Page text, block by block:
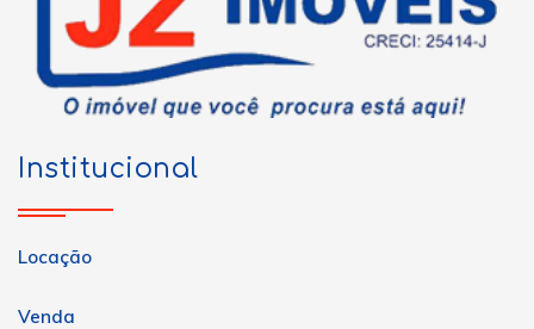
Institucional
Locação
Venda